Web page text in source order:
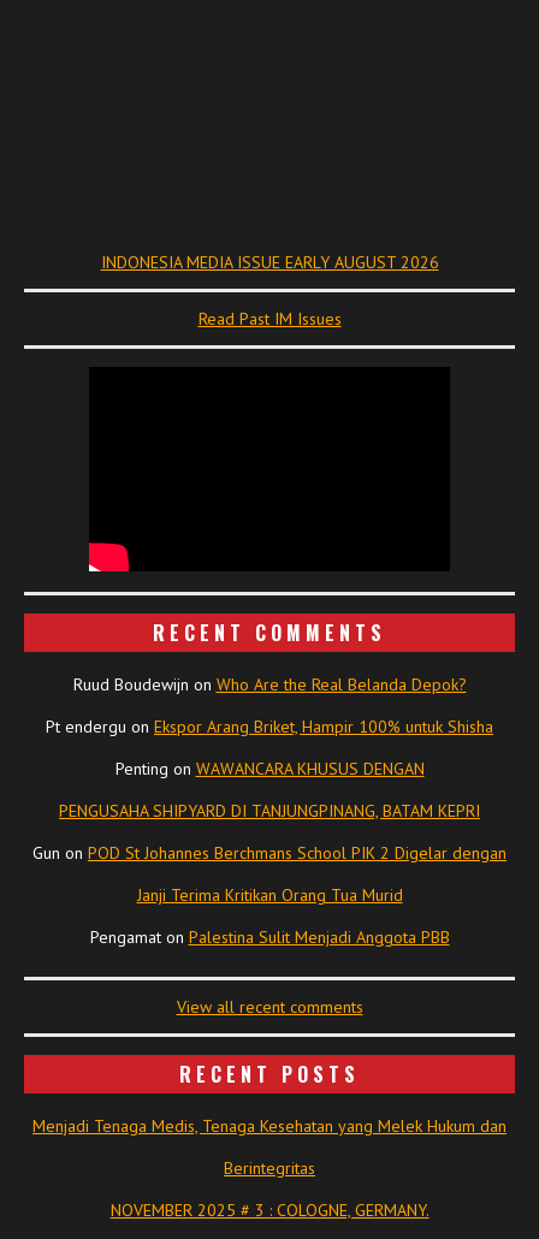
INDONESIA MEDIA ISSUE EARLY AUGUST 2026
Read Past IM Issues
RECENT COMMENTS
Ruud Boudewijn on Who Are the Real Belanda Depok?
Pt endergu on Ekspor Arang Briket, Hampir 100% untuk Shisha
Penting on WAWANCARA KHUSUS DENGAN
PENGUSAHA SHIPYARD DI TANJUNGPINANG, BATAM KEPRI
Gun on POD St Johannes Berchmans School PIK 2 Digelar dengan
Janji Terima Kritikan Orang Tua Murid
Pengamaton Palestina Sulit Menjadi Anggota PBB
View all recent comments
RECENT POSTS
Menjadi Tenaga Medis, Tenaga Kesehatan yang Melek Hukum dan
Berintegritas
NOVEMBER 2025 # 3 : COLOGNE, GERMANY.